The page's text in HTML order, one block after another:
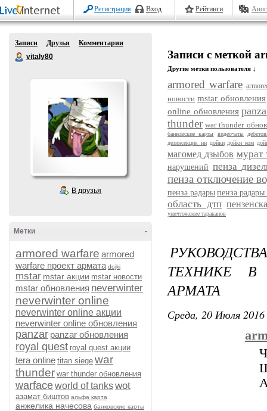
Регистрация Вход Рейтинги
Записи Друзья
Комментарии
vitaly80
В друзья
-
Метки
armored warfare armored
warfare проект армата dojki
mstar mstar акции mstar новости
mstar обновления neverwinter
neverwinter online
neverwinter online акции
neverwinter online обновления
panzar panzar обновления
royal quest royal quest акции
tera online titan siege war
thunder war thunder обновления
warfaceworld of tankswot
азамат биштов альфа карта
анжелика начесова банковские карты
Записи с меткой
Другие метки пользователя ↓
armored warfare
новости mstar обновления
online обновления
thunder war thunder
банковские карты видеочаты
дезинсекция нн дойки дойки ком
магомед дзыбов мурат
нарушений пенза
пенза отключение
пенза радары пенза
область дтп
уничтожение тараканов
ТЕХНИКЕ В
АРМАТА
Среда, 20 Июля